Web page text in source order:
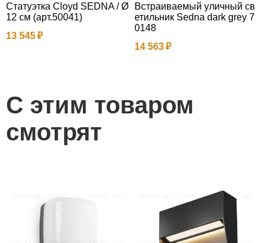
Статуэтка Cloyd SEDNA / Ø
12 см (арт.50041)
13 545
Встраиваемый уличный св
етильник Sedna dark grey 7
0148
14 563
С этим товаром
смотрят